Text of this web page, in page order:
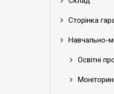
Сторінка
Навчально-
Освітні